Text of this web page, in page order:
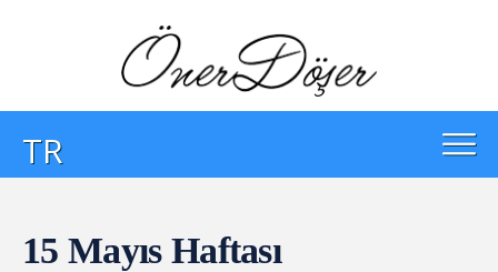
TR
15 Mayıs Haftası